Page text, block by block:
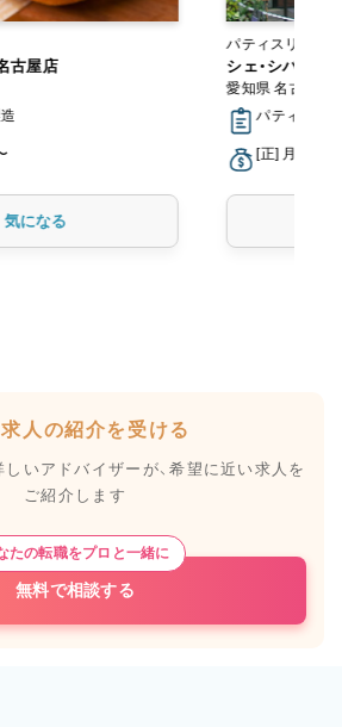
古屋店
気になる
パティスリー・ス
シェ・シバタ 名
愛知県 名古屋市
パティシエ
[正] 月給20
人の紹介を受ける
しいアドバイザーが、希望に近い求人を
ご紹介します
たの転職をプロと一緒に
無料で相談する